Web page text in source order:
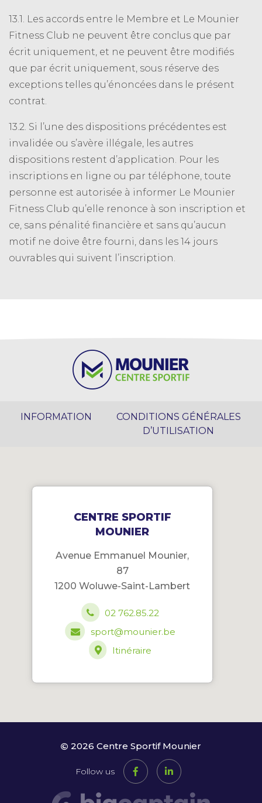
13.1. Les accords entre le Membre et Le Mounier
Fitness Club ne peuvent être conclus que par
écrit uniquement, et ne peuvent être modifiés
que par écrit uniquement, sous réserve des
exceptions telles qu’énoncées dans le présent
contrat.
13.2. Si l’une des dispositions précédentes est
invalidée ou s’avère illégale, les autres
dispositions restent d’application. Pour les
inscriptions en ligne ou par téléphone, toute
personne est autorisée à informer Le Mounier
Fitness Club qu’elle renonce à son inscription et
ce, sans pénalité financière et sans qu’aucun
motif ne doive être fourni, dans les 14 jours
ouvrables qui suivent l’inscription.
INFORMATION
CONDITIONS GÉNÉRALES
D’UTILISATION
CENTRE SPORTIF
MOUNIER
Avenue Emmanuel Mounier,
87
1200 Woluwe-Saint-Lambert
02 762.85.22
sport@mounier.be
Itinéraire
2026 Centre Sportif Mounier
Follow us